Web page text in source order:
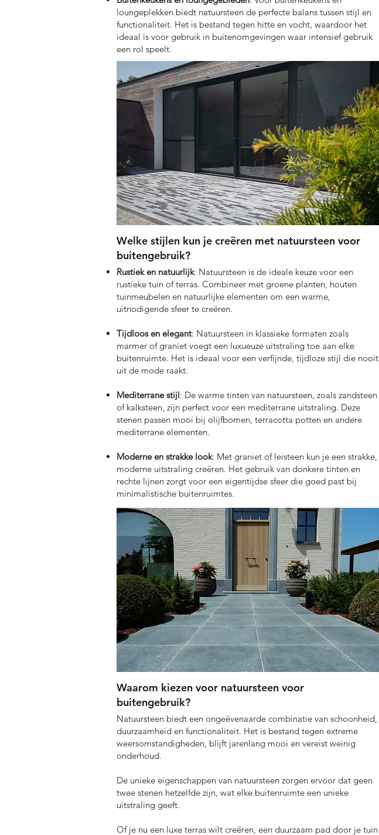
loungeplekken biedt natuursteen de perfecte balans tussen stijl en
functionaliteit. Het is bestand tegen hitte en vocht, waardoor het
ideaal is voor gebruik in buitenomgevingen waar intensief gebruik
een rol speelt.
Welke stijlen kun je creëren met natuursteen voor
buitengebruik?
Rustiek en natuurlijk: Natuursteen is de ideale keuze voor een
rustieke tuin of terras. Combineer met groene planten, houten
tuinmeubelen en natuurlijke elementen om een warme,
uitnodigende sfeer te creëren.
Tijdloos en elegant: Natuursteen in klassieke formaten zoals
marmer of graniet voegt een luxueuze uitstraling toe aan elke
buitenruimte. Het is ideaal voor een verfijnde, tijdloze stijl die nooit
uit de mode raakt.
Mediterrane stijl: De warme tinten van natuursteen, zoals zandsteen
of kalksteen, zijn perfect voor een mediterrane uitstraling. Deze
stenen passen mooi bij olijfbomen, terracotta potten en andere
mediterrane elementen.
Moderne en strakke look: Met graniet of leisteen kun je een strakke,
moderne uitstraling creëren. Het gebruik van donkere tinten en
rechte lijnen zorgt voor een eigentijdse sfeer die goed past bij
minimalistische buitenruimtes.
Waarom kiezen voor natuursteen voor
buitengebruik?
Natuursteen biedt een ongeëvenaarde combinatie van schoonheid,
duurzaamheid en functionaliteit. Het is bestand tegen extreme
weersomstandigheden, blijft jarenlang mooi en vereist weinig
onderhoud.
De unieke eigenschappen van natuursteen zorgen ervoor dat geen
twee stenen hetzelfde zijn, wat elke buitenruimte een unieke
uitstraling geeft.
Of je nu een luxe terras wilt creëren, een duurzaam pad door je tuin